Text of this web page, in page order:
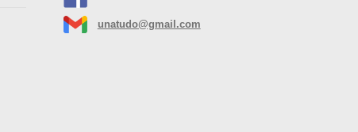
unatudo@gmail.com